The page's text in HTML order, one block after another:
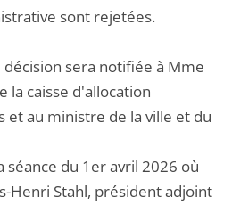
sont rejetées.
sera notifiée à Mme
la caisse d'allocation
et au ministre de la ville et du
séance du 1er avril 2026 où
Henri Stahl, président adjoint